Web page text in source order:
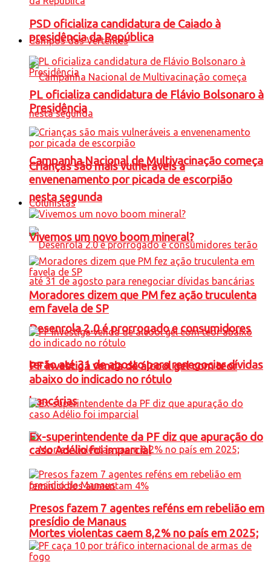
Campos das Vertentes
Campanha Nacional de Multivacinação começa
nesta segunda
Desenrola 2.0 é prorrogado e consumidores
terão até 31 de agosto para renegociar dívidas
bancárias
Mortes violentas caem 8,2% no país em 2025;
PSD oficializa candidatura de Caiado à
presidência da República
PL oficializa candidatura de Flávio Bolsonaro à
Presidência
Crianças são mais vulneráveis a
envenenamento por picada de escorpião
Colunistas
Vivemos um novo boom mineral?
Moradores dizem que PM fez ação truculenta
em favela de SP
PF investiga venda de álcool gel com teor
abaixo do indicado no rótulo
Ex-superintendente da PF diz que apuração do
caso Adélio foi imparcial
Presos fazem 7 agentes reféns em rebelião em
presídio de Manaus